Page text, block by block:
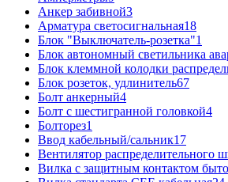
Анкер забивной3
Арматура светосигнальная18
Блок "Выключатель-розетка"1
Блок автономный светильника
Блок клеммной колодки
Блок розеток, удлинитель67
Болт анкерный4
Болт с шестигранной головкой4
Болторез1
Ввод кабельный/сальник17
Вентилятор распределительного
Вилка с защитным контактом